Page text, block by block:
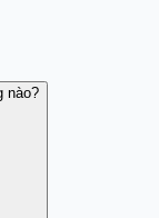
nào?